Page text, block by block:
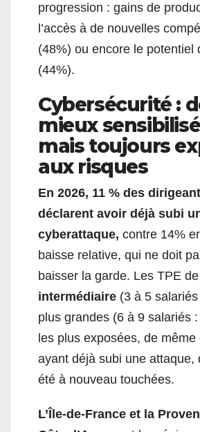
progression : gains de
l’accès à de nouvelles
(48%) ou encore le potentiel
(44%).
Cybersécurité :
mieux
mais toujours
aux risques
En 2026, 11 % des
déclarent avoir déjà subi
cyberattaque, contre 14%
baisse relative, qui ne doit
baisser la garde. Les TPE de
intermédiaire (3 à 5
plus grandes (6 à 9 salariés
les plus exposées, de
ayant déjà subi une attaque,
été à nouveau touchées.
L’Île-de-France et la